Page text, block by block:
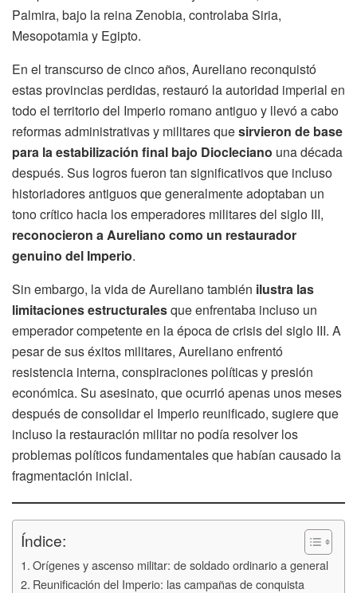
Palmira, bajo la reina Zenobia, controlaba Siria,
Mesopotamia y Egipto.
En el transcurso de cinco años, Aureliano reconquistó
estas provincias perdidas, restauró la autoridad imperial en
todo el territorio del Imperio romano antiguo y llevó a cabo
reformas administrativas y militares quesirvieron de base
para la estabilización final bajo Diocleciano una década
después. Sus logros fueron tan significativos que incluso
historiadores antiguos que generalmente adoptaban un
tono crítico hacia los emperadores militares del siglo III,
reconocieron a Aureliano como un restaurador
genuino del Imperio.
Sin embargo, la vida de Aureliano también ilustra las
limitaciones estructuralesque enfrentaba incluso un
emperador competente en la época de crisis del siglo III. A
pesar de sus éxitos militares, Aureliano enfrentó
resistencia interna, conspiraciones políticas y presión
económica. Su asesinato, que ocurrió apenas unos meses
después de consolidar el Imperio reunificado, sugiere que
incluso la restauración militar no podía resolver los
problemas políticos fundamentales que habían causado la
fragmentación inicial.
Índice:
Orígenes y ascenso militar: de soldado ordinario a general
Reunificación del Imperio: las campañas de conquista